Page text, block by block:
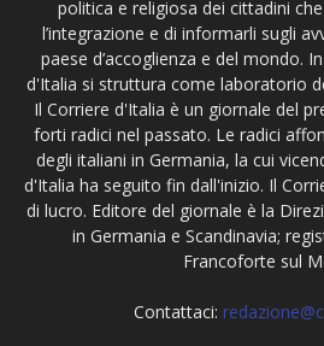
politica e religiosa dei cittadini
l’integrazione e di informarli sugli
paese d’accoglienza e del mondo.
d'Italia si struttura come laboratorio
Il Corriere d'Italia è un giornale del
forti radici nel passato. Le radici
degli italiani in Germania, la cui
d'Italia ha seguito fin dall'inizio. Il
di lucro. Editore del giornale è la
in Germania e Scandinavia;
Francoforte sul
Contattaci: